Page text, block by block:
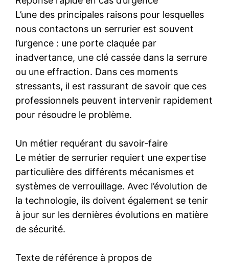
L’une des principales raisons pour lesquelles
nous contactons un serrurier est souvent
l’urgence : une porte claquée par
inadvertance, une clé cassée dans la serrure
ou une effraction. Dans ces moments
stressants, il est rassurant de savoir que ces
professionnels peuvent intervenir rapidement
pour résoudre le problème.
Un métier requérant du savoir-faire
Le métier de serrurier requiert une expertise
particulière des différents mécanismes et
systèmes de verrouillage. Avec l’évolution de
la technologie, ils doivent également se tenir
à jour sur les dernières évolutions en matière
de sécurité.
Texte de référence à propos de